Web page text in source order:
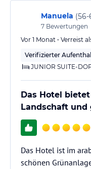
Manuela (56-
7 Bewertungen
Vor 1 Monat • Verreist
Verifizierter
JUNIOR SUITE-
Das Hotel
Landschaft und
Das Hotel ist im
schönen